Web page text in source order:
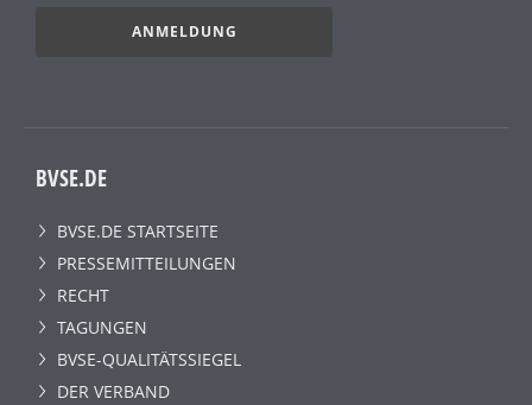
ANMELDUNG
BVSE.DE
BVSE.DE STARTSEITE
PRESSEMITTEILUNGEN
RECHT
TAGUNGEN
BVSE-QUALITÄTSSIEGEL
DER VERBAND